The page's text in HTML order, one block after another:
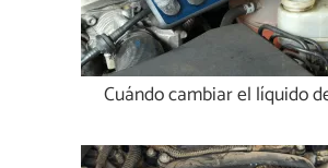
Cuándo cambiar el líquido